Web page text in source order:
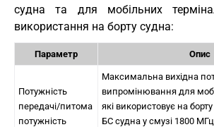
судна та для мобільних
використання на борту судна:
Параметр Опис
Потужність
передачі/питома
потужність
Максимальна вихідна
випромінювання для
які використовує на
БС судна у смузі 1800